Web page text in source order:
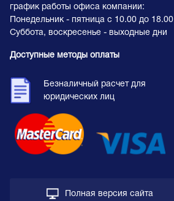
график работы офиса компании:
Понедельник - пятница с 10.00 до 18.00
Суббота, воскресенье - выходные дни
Доступные методы оплаты
Безналичный расчет для
юридических лиц
Полная версия сайта